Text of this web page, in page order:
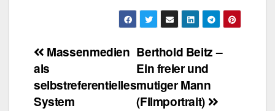
Beitragsnavigation
Berthold Beitz –
Ein freier und
mutiger Mann
(Filmportrait)
Massenmedien
als
selbstreferentielles
System